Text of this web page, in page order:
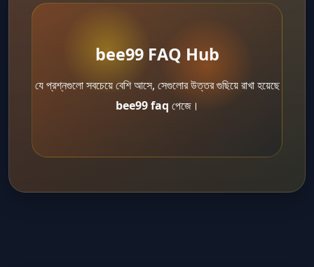
bee99 FAQ Hub
যে প্রশ্নগুলো সবচেয়ে বেশি আসে, সেগুলোর উত্তর গুছিয়ে রাখা হয়েছে
bee99 faq পেজে।